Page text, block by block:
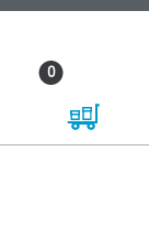
0